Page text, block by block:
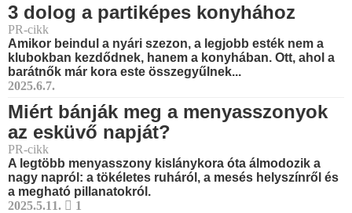
3 dolog a partiképes konyhához
PR-cikk
Amikor beindul a nyári szezon, a legjobb esték nem a
klubokban kezdődnek, hanem a konyhában. Ott, ahol a
barátnők már kora este összegyűlnek...
2025.6.7.
Miért bánják meg a menyasszonyok
az esküvő napját?
PR-cikk
A legtöbb menyasszony kislánykora óta álmodozik a
nagy napról: a tökéletes ruháról, a mesés helyszínről és
a megható pillanatokról.
2025.5.11.
1